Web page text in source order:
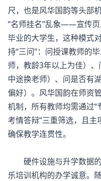
尺，也是风华国韵等头部
“名师挂名”乱象——宣传
毕业的大学生，这种模式
持“三问”：问授课教师的
师，教龄3年以上为佳）
中途换老师）、问是否有
偏好）。风华国韵在师资
机制，所有教师均需通过
考情答辩”三重筛选，且主
确保教学连贯性。
硬件设施与升学数据的
乐培训机构的办学诚意。